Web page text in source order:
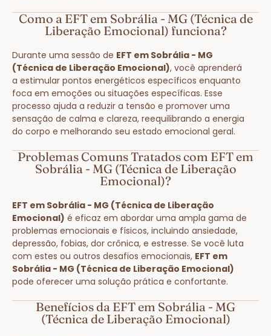
Como a EFT em Sobrália - MG (Técnica de
Liberação Emocional) funciona?
Durante uma sessão de EFT em Sobrália - MG
(Técnica de Liberação Emocional), você aprenderá
a estimular pontos energéticos específicos enquanto
foca em emoções ou situações específicas. Esse
processo ajuda a reduzir a tensão e promover uma
sensação de calma e clareza, reequilibrando a energia
do corpo e melhorando seu estado emocional geral.
Problemas Comuns Tratados com EFT em
Sobrália - MG (Técnica de Liberação
Emocional)?
EFT em Sobrália - MG (Técnica de Liberação
Emocional) é eficaz em abordar uma ampla gama de
problemas emocionais e físicos, incluindo ansiedade,
depressão, fobias, dor crônica, e estresse. Se você luta
com estes ou outros desafios emocionais, EFT em
Sobrália - MG (Técnica de Liberação Emocional)
pode oferecer uma solução prática e confortante.
Benefícios da EFT em Sobrália - MG
(Técnica de Liberação Emocional)